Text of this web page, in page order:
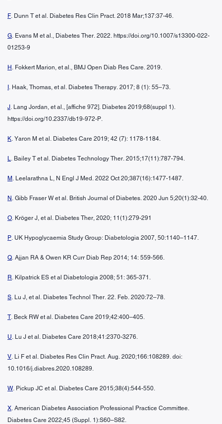
F. Dunn T et al. Diabetes Res Clin Pract. 2018 Mar;137:37-46.
G. Evans M et al., Diabetes Ther. 2022. https://doi.org/10.1007/s13300-022-
01253-9
H . Fokkert Marion, et al., BMJ Open Diab Res Care. 2019.
. Haak, Thomas, et al. Diabetes Therapy. 2017; 8 (1): 55–73.
J. Lang Jordan, et al., [affiche 972]. Diabetes 2019;68(suppl 1).
https://doi.org/10.2337/db19-972-P.
K. Yaron M et al. Diabetes Care 2019; 42 (7): 1178-1184.
L. Bailey T et al. Diabetes Technology Ther. 2015;17(11):787-794.
M . Leelarathna L, N Engl J Med. 2022 Oct 20;387(16):1477-1487.
N . Gibb Fraser W et al. British Journal of Diabetes. 2020 Jun 5;20(1):32-40.
O. Kröger J, et al. Diabetes Ther, 2020; 11(1):279-291
P. UK Hypoglycaemia Study Group: Diabetologia 2007, 50:1140–1147.
Q. Ajjan RA & Owen KR Curr Diab Rep 2014; 14: 559-566.
R. Kilpatrick ES et al Diabetologia 2008; 51: 365-371.
S. Lu J, et al. Diabetes Technol Ther. 22. Feb. 2020:72–78.
T. Beck RW et al. Diabetes Care 2019;42:400–405.
U. Lu J et al. Diabetes Care 2018;41:2370-3276.
V. Li F et al. Diabetes Res Clin Pract. Aug. 2020;166:108289. doi:
10.1016/j.diabres.2020.108289.
W. Pickup JC et al. Diabetes Care 2015;38(4):544-550.
X. American Diabetes Association Professional Practice Committee.
Diabetes Care 2022;45 (Suppl. 1):S60–S82.